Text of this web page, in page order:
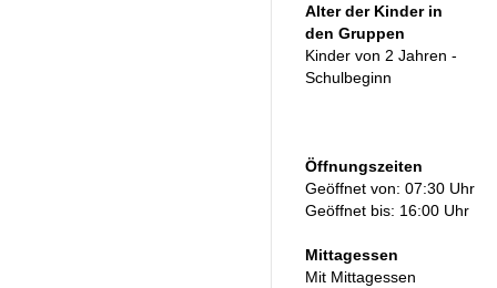
Alter der Kinder in
den Gruppen
Kinder von 2 Jahren -
Schulbeginn
Öffnungszeiten
Geöffnet von: 07:30 Uhr
Geöffnet bis: 16:00 Uhr
Mittagessen
Mit Mittagessen